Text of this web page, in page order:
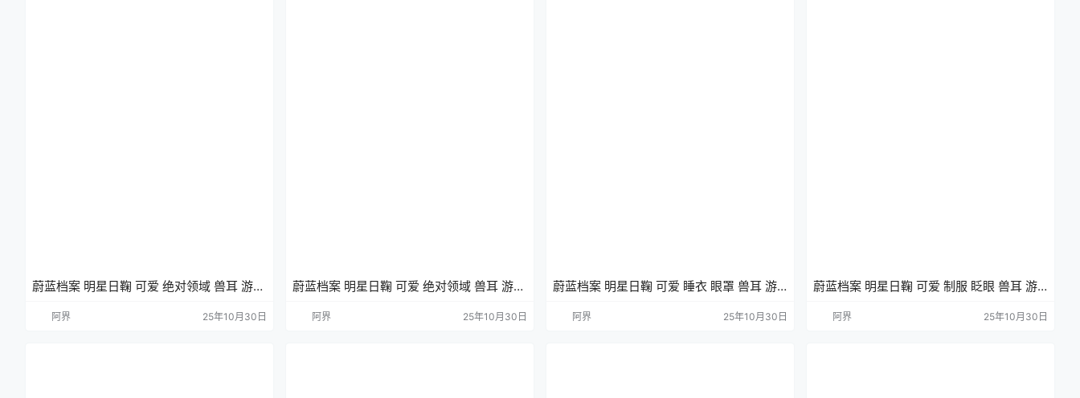
蔚蓝档案 明星日鞠 可爱 绝对领域 兽耳 游戏
阿界 25年10月30日
蔚蓝档案 明星日鞠 可爱 绝对领域 兽耳 游戏
阿界 25年10月30日
蔚蓝档案 明星日鞠 可爱 睡衣 眼罩 兽耳 游
阿界 25年10月30日
蔚蓝档案 明星日鞠 可爱 制服 眨眼 兽耳 游
阿界 25年10月30日